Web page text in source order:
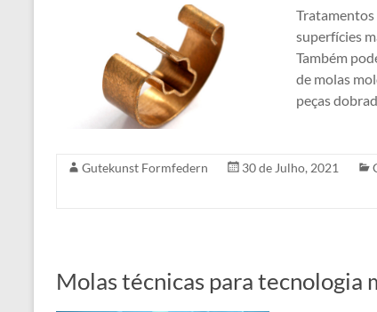
Tratamentos
superfícies
Também
de molas
peças
Gutekunst Formfedern 30 de Julho, 2021
Molas técnicas para tecnologia